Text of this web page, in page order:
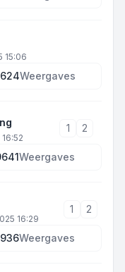
15:06
Weergaves
1 2
Weergaves
16:29
1 2
Weergaves